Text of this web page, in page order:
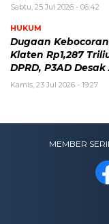
Sabtu, 25 Jul 2026 - 06:42
HUKUM
Dugaan
Klaten Rp1,287
DPRD, P3AD
Kamis, 23 Jul 2026 - 19:27
MEMBER